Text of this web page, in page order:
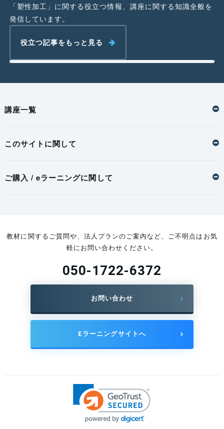
「塑性加工」に関する役立つ情報、講座に関する知識全般を
発信しています。
役立つ記事をもっと見る
講座一覧
このサイトに関して
ご購入 / eラーニングに関して
教材に関するご質問や、法人プランのご案内など、ご不明点はお気
軽にお問い合わせください。
050-1722-6372
お問い合わせ
Eラーニングサイトへ